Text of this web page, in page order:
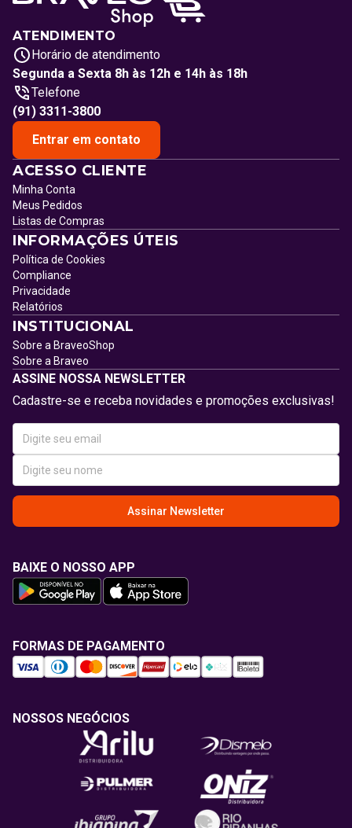
ATENDIMENTO
Horário de atendimento
Segunda a Sexta 8h às 12h e 14h às 18h
Telefone
(91) 3311-3800
Entrar em contato
ACESSO CLIENTE
Minha Conta
Meus Pedidos
Listas de Compras
INFORMAÇÕES ÚTEIS
Política de Cookies
Compliance
Privacidade
Relatórios
INSTITUCIONAL
Sobre a BraveoShop
Sobre a Braveo
ASSINE NOSSA NEWSLETTER
Cadastre-se e receba novidades e promoções exclusivas!
Assinar Newsletter
BAIXE O NOSSO APP
FORMAS DE PAGAMENTO
NOSSOS NEGÓCIOS